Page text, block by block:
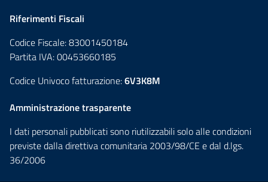
Riferimenti Fiscali
Codice Fiscale: 83001450184
Partita IVA: 00453660185
Codice Univoco fatturazione:6V3K8M
Amministrazione trasparente
I dati personali pubblicati sono riutilizzabili solo alle condizioni
previste dalla direttiva comunitaria 2003/98/CE e dal d.lgs.
36/2006